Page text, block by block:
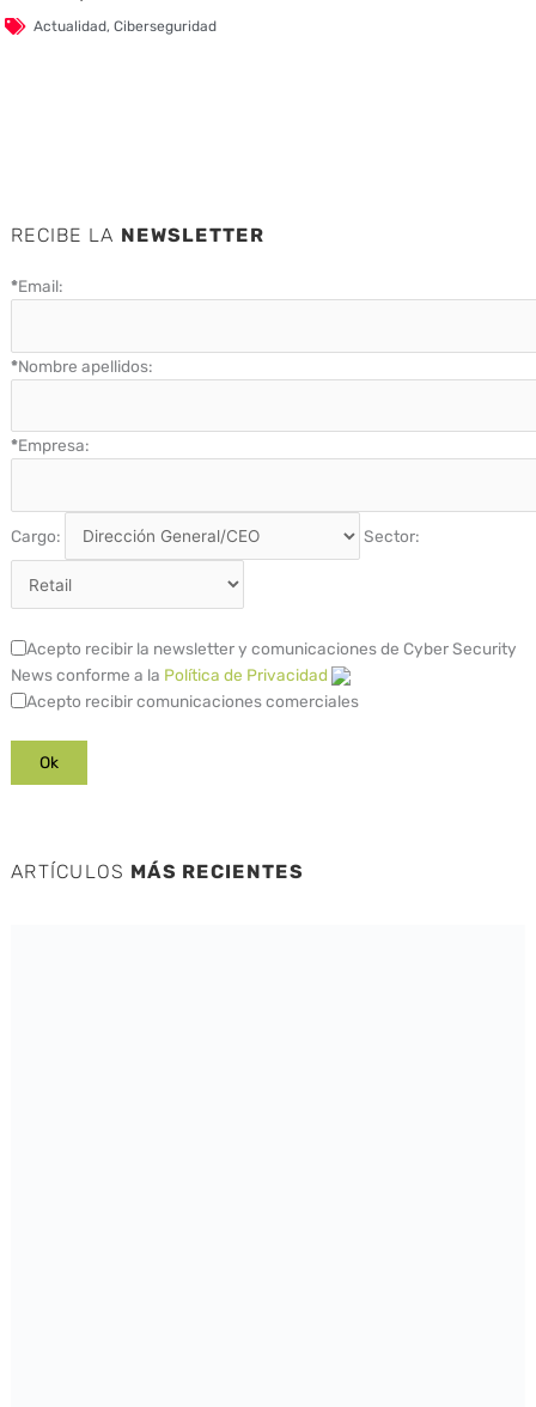
Actualidad,Ciberseguridad
RECIBE LA NEWSLETTER
*Email:
*Nombre apellidos:
*Empresa:
Cargo: Sector:
Acepto recibir la newsletter y comunicaciones de Cyber Security
News conforme a la Política de Privacidad
Acepto recibir comunicaciones comerciales
ARTÍCULOS MÁS RECIENTES